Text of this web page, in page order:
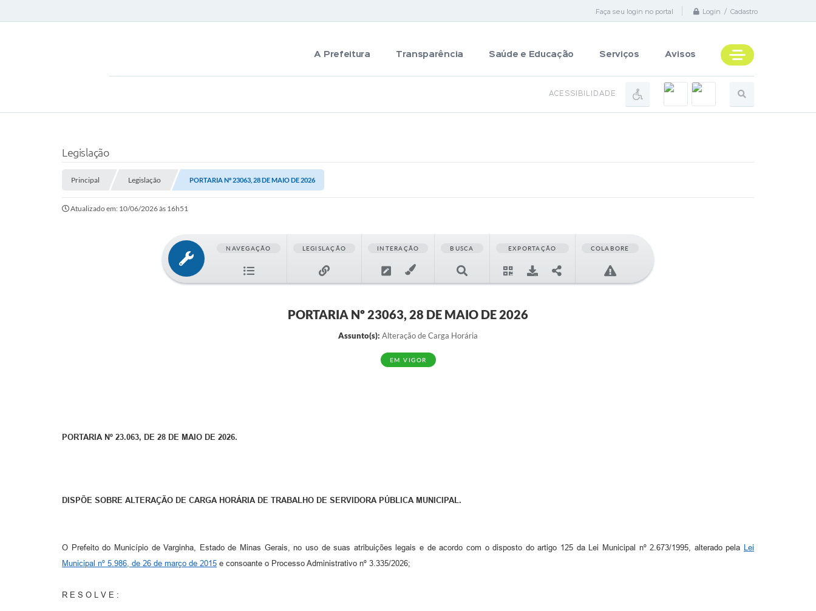
Faça seu login no portal Login / Cadastro
A Prefeitura Transparência Saúde e Educação Serviços Avisos
ACESSIBILIDADE
Legislação
Principal Legislação PORTARIA Nº 23063, 28 DE MAIO DE 2026
Atualizado em: 10/06/2026 às 16h51
NAVEGAÇÃO LEGISLAÇÃO INTERAÇÃO BUSCA EXPORTAÇÃO COLABORE
PORTARIA Nº 23063, 28 DE MAIO DE 2026
Assunto(s): Alteração de Carga Horária
EM VIGOR
PORTARIA Nº 23.063, DE 28 DE MAIO DE 2026.
DISPÕE SOBRE ALTERAÇÃO DE CARGA HORÁRIA DE TRABALHO DE SERVIDORA PÚBLICA MUNICIPAL.
O Prefeito do Município de Varginha, Estado de Minas Gerais, no uso de suas atribuições legais e de acordo com o disposto do artigo 125 da Lei Municipal nº 2.673/1995, alterado pela Lei
Municipal nº 5.986, de 26 de março de 2015 e consoante o Processo Administrativo nº 3.335/2026;
R E S O L V E :